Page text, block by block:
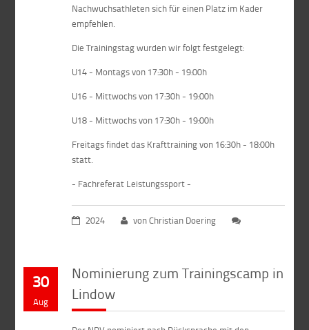
Nachwuchsathleten sich für einen Platz im Kader
empfehlen.
Die Trainingstag wurden wir folgt festgelegt:
U14 - Montags von 17:30h - 19:00h
U16 - Mittwochs von 17:30h - 19:00h
U18 - Mittwochs von 17:30h - 19:00h
Freitags findet das Krafttraining von 16:30h - 18:00h
statt.
- Fachreferat Leistungssport -
2024 von Christian Doering
30
Aug
Nominierung zum Trainingscamp in
Lindow